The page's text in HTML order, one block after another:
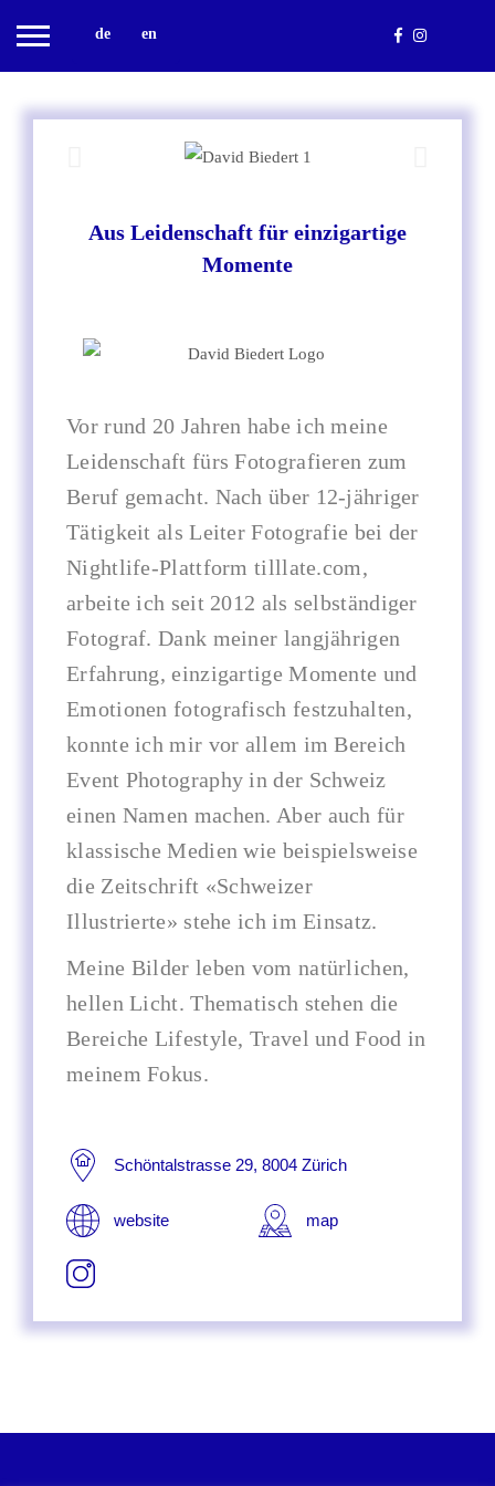
Aus Leidenschaft für einzigartige
Momente
Vor rund 20 Jahren habe ich meine
Leidenschaft fürs Fotografieren zum
Beruf gemacht. Nach über 12-jähriger
Tätigkeit als Leiter Fotografie bei der
Nightlife-Plattform tilllate.com,
arbeite ich seit 2012 als selbständiger
Fotograf. Dank meiner langjährigen
Erfahrung, einzigartige Momente und
Emotionen fotografisch festzuhalten,
konnte ich mir vor allem im Bereich
Event Photography in der Schweiz
einen Namen machen. Aber auch für
klassische Medien wie beispielsweise
die Zeitschrift «Schweizer
Illustrierte» stehe ich im Einsatz.
Meine Bilder leben vom natürlichen,
hellen Licht. Thematisch stehen die
Bereiche Lifestyle, Travel und Food in
meinem Fokus.
Schöntalstrasse 29, 8004 Zürich
website map
de en